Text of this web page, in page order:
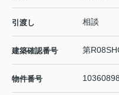
引渡し 相談
建築確認番号 第
物件番号